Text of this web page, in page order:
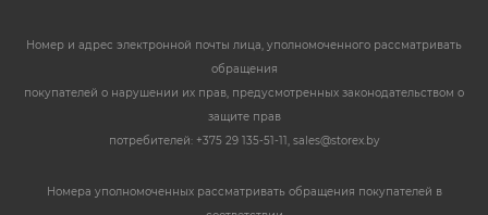
Номер и адрес электронной почты лица, уполномоченного рассматривать
обращения
покупателей о нарушении их прав, предусмотренных законодательством о
защите прав
потребителей: +375 29 135-51-11, sales@storex.by
Номера уполномоченных рассматривать обращения покупателей в